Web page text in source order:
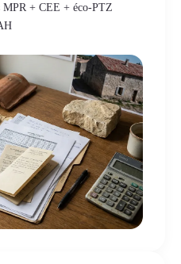
MPR + CEE + éco-PTZ